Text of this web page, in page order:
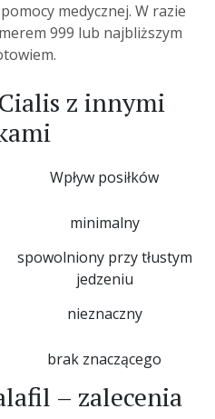
medycznej. W razie
999 lub najbliższym
z innymi
Wpływ posiłków
minimalny
spowolniony przy tłustym
jedzeniu
nieznaczny
brak znaczącego
– zalecenia